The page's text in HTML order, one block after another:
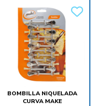
BOMBILLA NIQUELADA
CURVA MAKE